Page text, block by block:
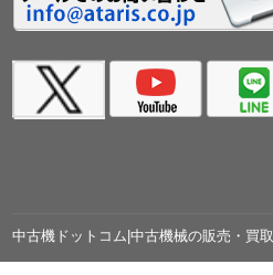
中古機ドットコム|中古機械の販売・買取